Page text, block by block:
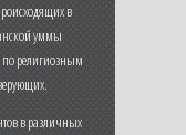
в
уммы
религиозным
в различных